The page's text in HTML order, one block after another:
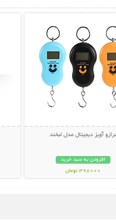
ترازو آویز دیجیتال مدل لبخند
افزودن به سبد خرید
398000 تومان